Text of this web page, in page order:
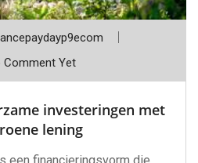
Comment Yet
investeringen met
lening